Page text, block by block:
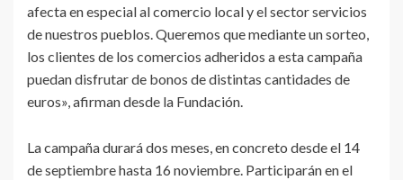
afecta en especial al comercio local y el sector servicios
de nuestros pueblos. Queremos que mediante un sorteo,
los clientes de los comercios adheridos a esta campaña
puedan disfrutar de bonos de distintas cantidades de
euros», afirman desde la Fundación.
La campaña durará dos meses, en concreto desde el 14
de septiembre hasta 16 noviembre. Participarán en el